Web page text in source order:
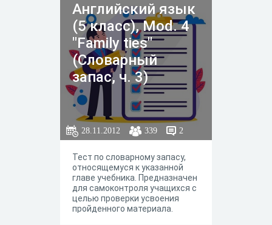
Английский язык
(5 класс), Mod. 4
"Family ties"
(Словарный
запас, ч. 3)
28.11.2012 339 2
Тест по словарному запасу,
относящемуся к указанной
главе учебника. Предназначен
для самоконтроля учащихся с
целью проверки усвоения
пройденного материала.